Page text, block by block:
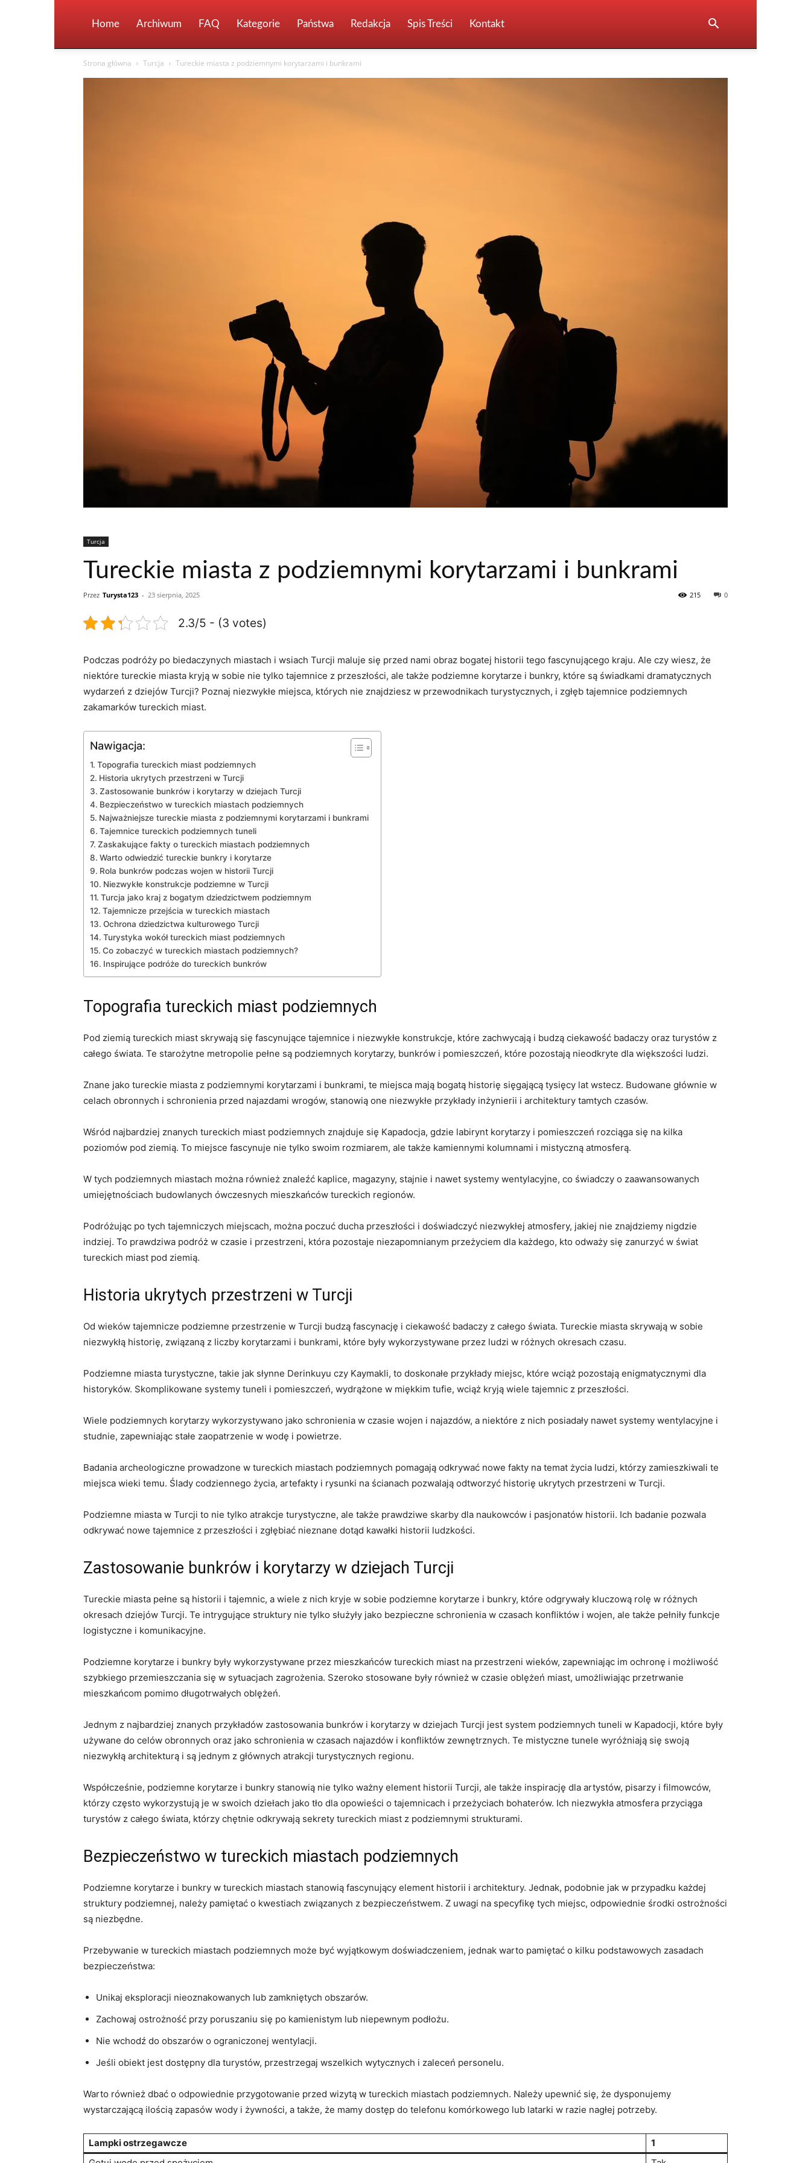
Home Archiwum FAQ Kategorie Państwa Redakcja Spis Treści Kontakt
Strona główna Turcja Tureckie miasta z podziemnymi korytarzami i bunkrami
Turcja
Tureckie miasta z podziemnymi korytarzami i bunkrami
Przez Turysta123 - 23 sierpnia, 2025 0
215
2.3/5 - (3 votes)
Podczas podróży po biedaczynych miastach i wsiach Turcji maluje się przed nami obraz bogatej historii tego fascynującego kraju. Ale czy wiesz, że
niektóre tureckie miasta kryją w sobie nie tylko tajemnice z przeszłości, ale także podziemne korytarze i bunkry, które są świadkami dramatycznych
wydarzeń z dziejów Turcji? Poznaj niezwykłe miejsca, których nie znajdziesz w przewodnikach turystycznych, i zgłęb tajemnice podziemnych
zakamarków tureckich miast.
Nawigacja:
Topografia tureckich miast podziemnych
Historia ukrytych przestrzeni w Turcji
Zastosowanie bunkrów i korytarzy w dziejach Turcji
Bezpieczeństwo w tureckich miastach podziemnych
Najważniejsze tureckie miasta z podziemnymi korytarzami i bunkrami
Tajemnice tureckich podziemnych tuneli
Zaskakujące fakty o tureckich miastach podziemnych
Warto odwiedzić tureckie bunkry i korytarze
Rola bunkrów podczas wojen w historii Turcji
Niezwykłe konstrukcje podziemne w Turcji
Turcja jako kraj z bogatym dziedzictwem podziemnym
Tajemnicze przejścia w tureckich miastach
Ochrona dziedzictwa kulturowego Turcji
Turystyka wokół tureckich miast podziemnych
Co zobaczyć w tureckich miastach podziemnych?
Inspirujące podróże do tureckich bunkrów
Topografia tureckich miast podziemnych
Pod ziemią tureckich miast skrywają się fascynujące tajemnice i niezwykłe konstrukcje, które zachwycają i budzą ciekawość badaczy oraz turystów z
całego świata. Te starożytne metropolie pełne są podziemnych korytarzy, bunkrów i pomieszczeń, które pozostają nieodkryte dla większości ludzi.
Znane jako tureckie miasta z podziemnymi korytarzami i bunkrami, te miejsca mają bogatą historię sięgającą tysięcy lat wstecz. Budowane głównie w
celach obronnych i schronienia przed najazdami wrogów, stanowią one niezwykłe przykłady inżynierii i architektury tamtych czasów.
Wśród najbardziej znanych tureckich miast podziemnych znajduje się Kapadocja, gdzie labirynt korytarzy i pomieszczeń rozciąga się na kilka
poziomów pod ziemią. To miejsce fascynuje nie tylko swoim rozmiarem, ale także kamiennymi kolumnami i mistyczną atmosferą.
W tych podziemnych miastach można również znaleźć kaplice, magazyny, stajnie i nawet systemy wentylacyjne, co świadczy o zaawansowanych
umiejętnościach budowlanych ówczesnych mieszkańców tureckich regionów.
Podróżując po tych tajemniczych miejscach, można poczuć ducha przeszłości i doświadczyć niezwykłej atmosfery, jakiej nie znajdziemy nigdzie
indziej. To prawdziwa podróż w czasie i przestrzeni, która pozostaje niezapomnianym przeżyciem dla każdego, kto odważy się zanurzyć w świat
tureckich miast pod ziemią.
Historia ukrytych przestrzeni w Turcji
Od wieków tajemnicze podziemne przestrzenie w Turcji budzą fascynację i ciekawość badaczy z całego świata. Tureckie miasta skrywają w sobie
niezwykłą historię, związaną z liczby korytarzami i bunkrami, które były wykorzystywane przez ludzi w różnych okresach czasu.
Podziemne miasta turystyczne, takie jak słynne Derinkuyu czy Kaymakli, to doskonałe przykłady miejsc, które wciąż pozostają enigmatycznymi dla
historyków. Skomplikowane systemy tuneli i pomieszczeń, wydrążone w miękkim tufie, wciąż kryją wiele tajemnic z przeszłości.
Wiele podziemnych korytarzy wykorzystywano jako schronienia w czasie wojen i najazdów, a niektóre z nich posiadały nawet systemy wentylacyjne i
studnie, zapewniając stałe zaopatrzenie w wodę i powietrze.
Badania archeologiczne prowadzone w tureckich miastach podziemnych pomagają odkrywać nowe fakty na temat życia ludzi, którzy zamieszkiwali te
miejsca wieki temu. Ślady codziennego życia, artefakty i rysunki na ścianach pozwalają odtworzyć historię ukrytych przestrzeni w Turcji.
Podziemne miasta w Turcji to nie tylko atrakcje turystyczne, ale także prawdziwe skarby dla naukowców i pasjonatów historii. Ich badanie pozwala
odkrywać nowe tajemnice z przeszłości i zgłębiać nieznane dotąd kawałki historii ludzkości.
Zastosowanie bunkrów i korytarzy w dziejach Turcji
Tureckie miasta pełne są historii i tajemnic, a wiele z nich kryje w sobie podziemne korytarze i bunkry, które odgrywały kluczową rolę w różnych
okresach dziejów Turcji. Te intrygujące struktury nie tylko służyły jako bezpieczne schronienia w czasach konfliktów i wojen, ale także pełniły funkcje
logistyczne i komunikacyjne.
Podziemne korytarze i bunkry były wykorzystywane przez mieszkańców tureckich miast na przestrzeni wieków, zapewniając im ochronę i możliwość
szybkiego przemieszczania się w sytuacjach zagrożenia. Szeroko stosowane były również w czasie oblężeń miast, umożliwiając przetrwanie
mieszkańcom pomimo długotrwałych oblężeń.
Jednym z najbardziej znanych przykładów zastosowania bunkrów i korytarzy w dziejach Turcji jest system podziemnych tuneli w Kapadocji, które były
używane do celów obronnych oraz jako schronienia w czasach najazdów i konfliktów zewnętrznych. Te mistyczne tunele wyróżniają się swoją
niezwykłą architekturą i są jednym z głównych atrakcji turystycznych regionu.
Współcześnie, podziemne korytarze i bunkry stanowią nie tylko ważny element historii Turcji, ale także inspirację dla artystów, pisarzy i filmowców,
którzy często wykorzystują je w swoich dziełach jako tło dla opowieści o tajemnicach i przeżyciach bohaterów. Ich niezwykła atmosfera przyciąga
turystów z całego świata, którzy chętnie odkrywają sekrety tureckich miast z podziemnymi strukturami.
Bezpieczeństwo w tureckich miastach podziemnych
Podziemne korytarze i bunkry w tureckich miastach stanowią fascynujący element historii i architektury. Jednak, podobnie jak w przypadku każdej
struktury podziemnej, należy pamiętać o kwestiach związanych z bezpieczeństwem. Z uwagi na specyfikę tych miejsc, odpowiednie środki ostrożności
są niezbędne.
Przebywanie w tureckich miastach podziemnych może być wyjątkowym doświadczeniem, jednak warto pamiętać o kilku podstawowych zasadach
bezpieczeństwa:
Unikaj eksploracji nieoznakowanych lub zamkniętych obszarów.
Zachowaj ostrożność przy poruszaniu się po kamienistym lub niepewnym podłożu.
Nie wchodź do obszarów o ograniczonej wentylacji.
Jeśli obiekt jest dostępny dla turystów, przestrzegaj wszelkich wytycznych i zaleceń personelu.
Warto również dbać o odpowiednie przygotowanie przed wizytą w tureckich miastach podziemnych. Należy upewnić się, że dysponujemy
wystarczającą ilością zapasów wody i żywności, a także, że mamy dostęp do telefonu komórkowego lub latarki w razie nagłej potrzeby.
Lampki ostrzegawcze
1